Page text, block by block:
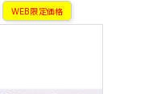
WEB限定価格